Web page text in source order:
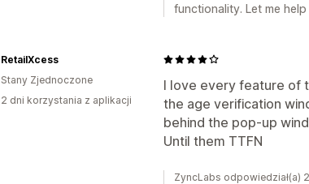
functionality. Let me
I love every feature of
the age verification
behind the pop-up
Until them TTFN
RetailXcess
Stany Zjednoczone
2 dni korzystania z aplikacji
ZyncLabs odpowiedział(a)